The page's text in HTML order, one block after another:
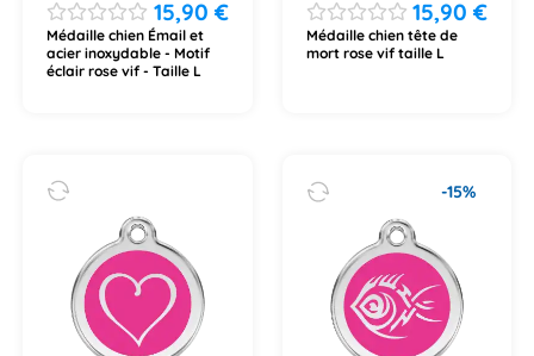
15,90 €
Médaille chien Émail et
acier inoxydable - Motif
éclair rose vif - Taille L
15,90€
Médaille chien tête de
mort rose vif taille L
-15%